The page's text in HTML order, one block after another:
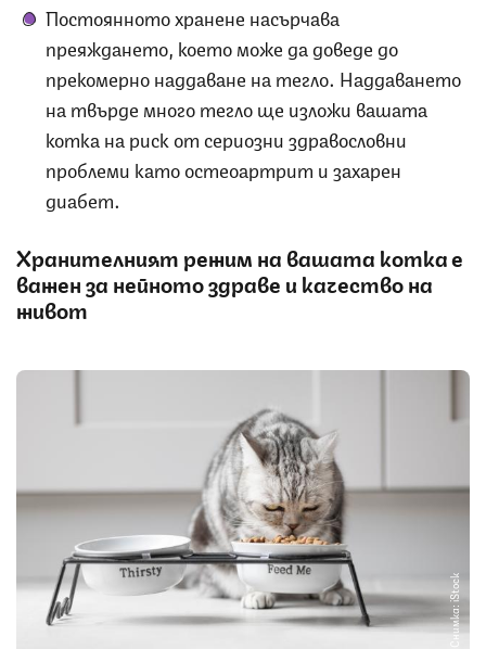
Постоянното хранене насърчава
преяждането, което може да доведе до
прекомерно наддаване на тегло. Наддаването
на твърде много тегло ще изложи вашата
котка на риск от сериозни здравословни
проблеми като остеоартрит и захарен
диабет.
Хранителният режим на вашата котка е
важен за нейното здраве и качество на
живот
Снимка: iStock